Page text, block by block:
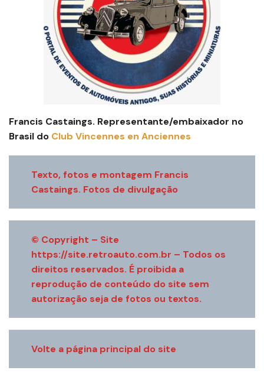
Francis Castaings. Representante/embaixador no
Brasil do Club Vincennes en Anciennes
Texto, fotos e montagem Francis
Castaings. Fotos de divulgação
© Copyright – Site
https://site.retroauto.com.br – Todos os
direitos reservados. É proibida a
reprodução de conteúdo do site sem
autorização seja de fotos ou textos.
Volte a página principal do site